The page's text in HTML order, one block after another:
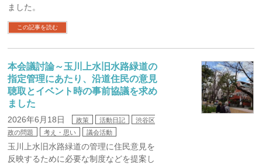
ました。
この記事を読む
本会議討論～玉川上水旧水路緑道の
指定管理にあたり、沿道住民の意見
聴取とイベント時の事前協議を求め
ました
2026年6月18日 政策 活動日記
渋谷区
政の問題
考え・思い 議会活動
玉川上水旧水路緑道の管理に住民意見を
反映するために必要な制度などを提案し